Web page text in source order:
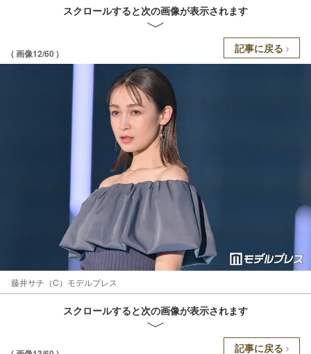
スクロールすると次の画像が表示されます
( 画像12/60 ) 記事に戻る
藤井サチ（C）モデルプレス
スクロールすると次の画像が表示されます
記事に戻る